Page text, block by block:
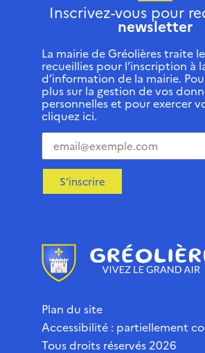
Inscrivez-vous pour
newsletter
La mairie de Gréolières traite
recueillies pour l’inscription à
d’information de la mairie.
plus sur la gestion de vos
personnelles et pour exercer
cliquez ici.
S'inscrire
Plan du site
Accessibilité : partiellement
Tous droits réservés 2026